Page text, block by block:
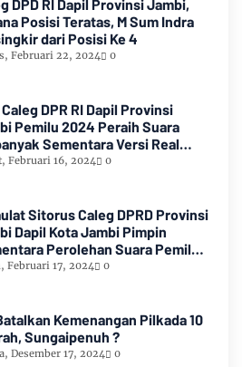
DPD RI Dapil Provinsi Jambi,
Posisi Teratas, M Sum Indra
dari Posisi Ke 4
Februari 22, 2024 0
DPR RI Dapil Provinsi
Pemilu 2024 Peraih Suara
Sementara Versi Real
KPU RI
Februari 16, 2024 0
Sitorus Caleg DPRD Provinsi
Dapil Kota Jambi Pimpin
Perolehan Suara Pemilu
Februari 17, 2024 0
Kemenangan Pilkada 10
Sungaipenuh ?
Desember 17, 2024 0